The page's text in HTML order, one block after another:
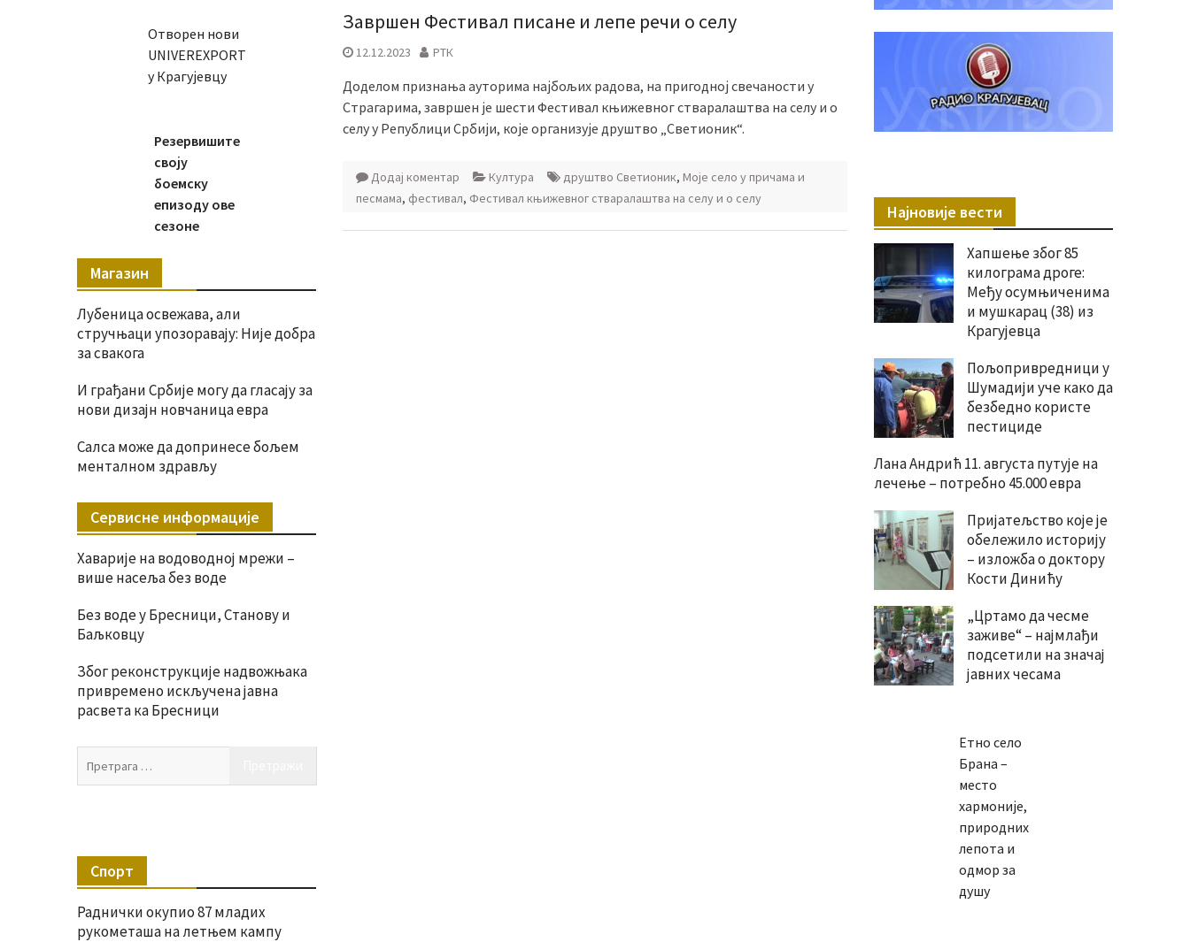
Завршен Фестивал писане и лепе речи о селу
12.12.2023 РТК
Доделом признања ауторима најбољих радова, на пригодној свечаности у
Страгарима, завршен је шести Фестивал књижевног стваралаштва на селу и о
селу у Републици Србији, које организује друштво „Светионик“.
Додај коментар Култура друштво Светионик, Моје село у причама и
песмама, фестивал, Фестивал књижевног стваралаштва на селу и о селу
Најновије вести
Хапшење због 85
килограма дроге:
Међу осумњиченима
и мушкарац (38) из
Крагујевца
Пољопривредници у
Шумадији уче како да
безбедно користе
пестициде
Лана Андрић 11. августа путује на
лечење – потребно 45.000 евра
Пријатељство које је
обележило историју
– изложба о доктору
Кости Динићу
„Цртамо да чесме
заживе“ – најмлађи
подсетили на значај
јавних чесама
Етно село
Брана –
место
хармоније,
природних
лепота и
одмор за
душу
Отворен нови
UNIVEREXPORT
у Крагујевцу
Резервишите
своју
боемску
епизоду ове
сезоне
Магазин
Лубеница освежава, али
стручњаци упозоравају: Није добра
за свакога
И грађани Србије могу да гласају за
нови дизајн новчаница евра
Салса може да допринесе бољем
менталном здрављу
Сервисне информације
Хаварије на водоводној мрежи –
више насеља без воде
Без воде у Бресници, Станову и
Баљковцу
Због реконструкције надвожњака
привремено искључена јавна
расвета ка Бресници
Спорт
Раднички окупио 87 младих
рукометаша на летњем кампу